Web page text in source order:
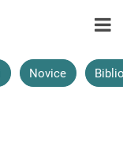
Novice